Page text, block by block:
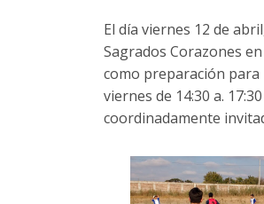
El día viernes 12 de
Sagrados Corazones
como preparación para
viernes de 14:30 a.
coordinadamente